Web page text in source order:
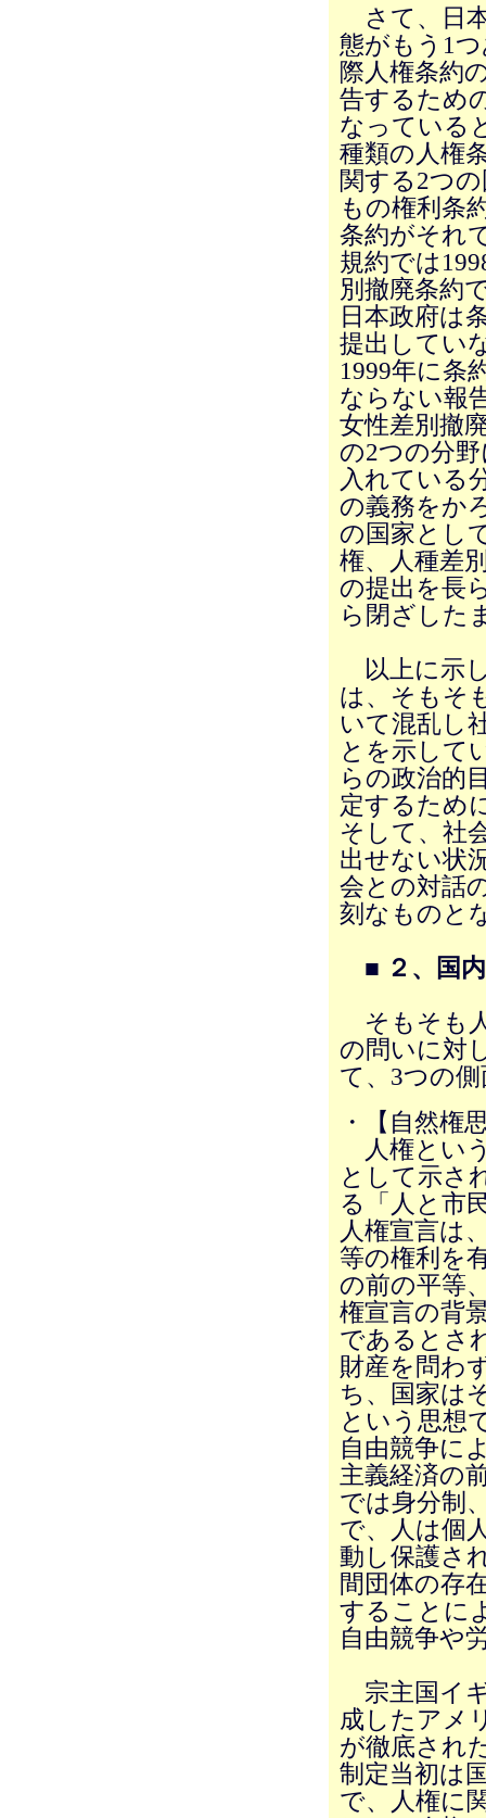
さて、日
態がもう1
際人権条約
告するため
なっている
種類の人権
関する2つ
もの権利条
条約がそれ
規約では
別撤廃条約
日本政府は
提出してい
1999年に条
ならない報
女性差別撤
の2つの分
入れている
の義務をか
の国家とし
権、人種差
の提出を長
ら閉ざした
以上に示
は、そもそ
いて混乱し
とを示して
らの政治的
定するため
そして、社
出せない状
会との対話
刻なものと
■ ２、国
そもそも
の問いに対
て、3つの
・【自然権
人権とい
として示さ
る「人と市
人権宣言は
等の権利を
の前の平等
権宣言の背
であるとさ
財産を問わ
ち、国家は
という思想
自由競争に
主義経済の
では身分制
で、人は個
動し保護さ
間団体の存
することに
自由競争や
宗主国イ
成したアメ
が徹底され
制定当初は
で、人権に